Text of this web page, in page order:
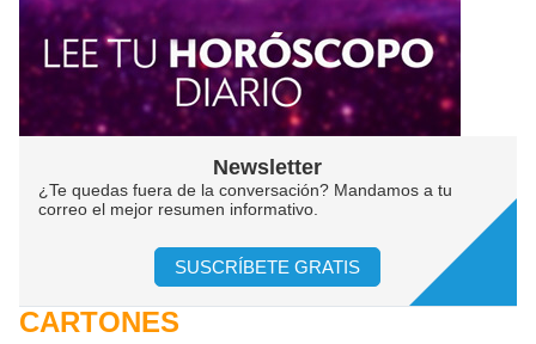
Newsletter
¿Te quedas fuera de la conversación? Mandamos a tu
correo el mejor resumen informativo.
SUSCRÍBETE GRATIS
CARTONES